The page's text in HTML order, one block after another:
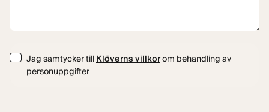
ConsentJag samtycker till Klöverns villkorom behandling av
personuppgifter